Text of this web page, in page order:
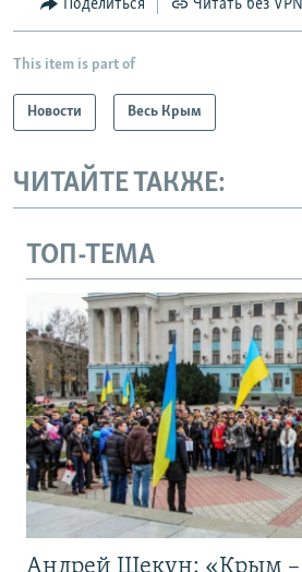
Поделиться Читать без VPN
This item is part of
Новости Весь Крым
ЧИТАЙТЕ ТАКЖЕ:
ТОП-ТЕМА